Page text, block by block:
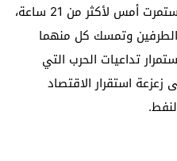
وكانت الجولات التفاوضية التي استمرت أمس لأكثر من 21 ساعة،
الطرفين وتمسك كل منهما
تداعيات الحرب التي
استقرار الاقتصاد